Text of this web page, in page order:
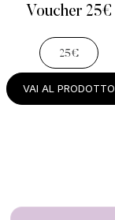
Voucher 25€
25€
VAI AL PRODOTTO